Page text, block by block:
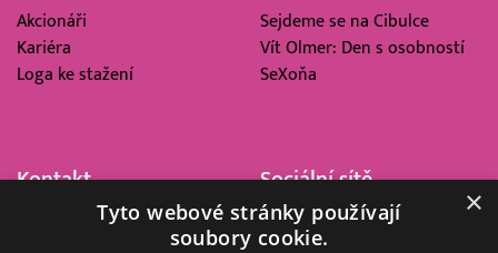
Akcionáři
Kariéra
Loga ke stažení
Sejdeme se na Cibulce
Vít Olmer: Den s osobností
SeXoňa
Kontakt
Barrandov Televizní Studio,
Sociální sítě
×
Tyto webové stránky používají
soubory cookie.